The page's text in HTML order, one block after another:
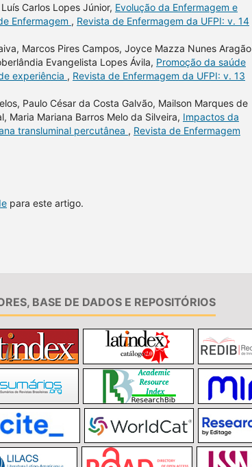
Carlos Lopes Júnior, Evolução da Enfermagem e
Enfermagem , Revista de Enfermagem da UFPI: v. 14
Marcos Pires Campos, Joyce Mazza Nunes Aragão
Evangelista Lopes Ávila, Promoção da saúde
experiência , Revista de Enfermagem da UFPI: v. 13
Paulo César da Costa Galvão, Mailson Marques de
Maria Mariana Barros Melo da Silveira, Impactos da
transluminal percutânea , Revista de Enfermagem
para este artigo.
BASE DE DADOS E REPOSITÓRIOS